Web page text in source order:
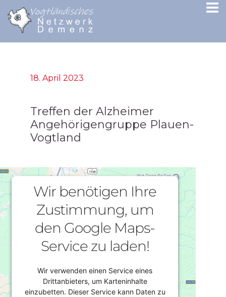
18. April 2023
Treffen der Alzheimer
Angehörigengruppe Plauen-
Vogtland
Wir benötigen Ihre
Zustimmung, um
den Google Maps-
Service zu laden!
Wir verwenden einen Service eines
Drittanbieters, um Karteninhalte
einzubetten. Dieser Service kann Daten zu